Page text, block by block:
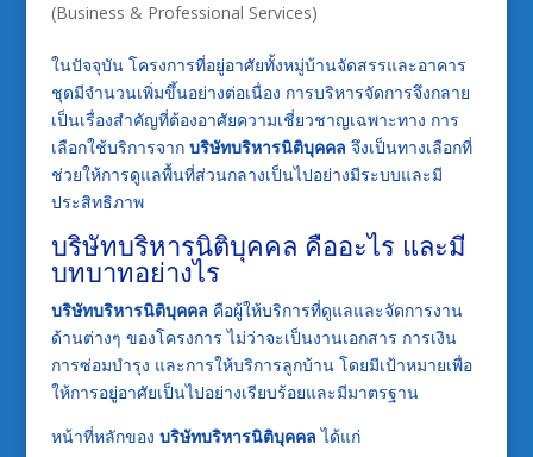
(Business & Professional Services)
ในปัจจุบัน โครงการที่อยู่อาศัยทั้งหมู่บ้านจัดสรรและอาคาร
ชุดมีจำนวนเพิ่มขึ้นอย่างต่อเนื่อง การบริหารจัดการจึงกลาย
เป็นเรื่องสำคัญที่ต้องอาศัยความเชี่ยวชาญเฉพาะทาง การ
เลือกใช้บริการจาก บริษัทบริหารนิติบุคคล จึงเป็นทางเลือกที่
ช่วยให้การดูแลพื้นที่ส่วนกลางเป็นไปอย่างมีระบบและมี
ประสิทธิภาพ
บริษัทบริหารนิติบุคคล คืออะไร และมี
บทบาทอย่างไร
บริษัทบริหารนิติบุคคล คือผู้ให้บริการที่ดูแลและจัดการงาน
ด้านต่างๆ ของโครงการ ไม่ว่าจะเป็นงานเอกสาร การเงิน
การซ่อมบำรุง และการให้บริการลูกบ้าน โดยมีเป้าหมายเพื่อ
ให้การอยู่อาศัยเป็นไปอย่างเรียบร้อยและมีมาตรฐาน
หน้าที่หลักของ บริษัทบริหารนิติบุคคล ได้แก่